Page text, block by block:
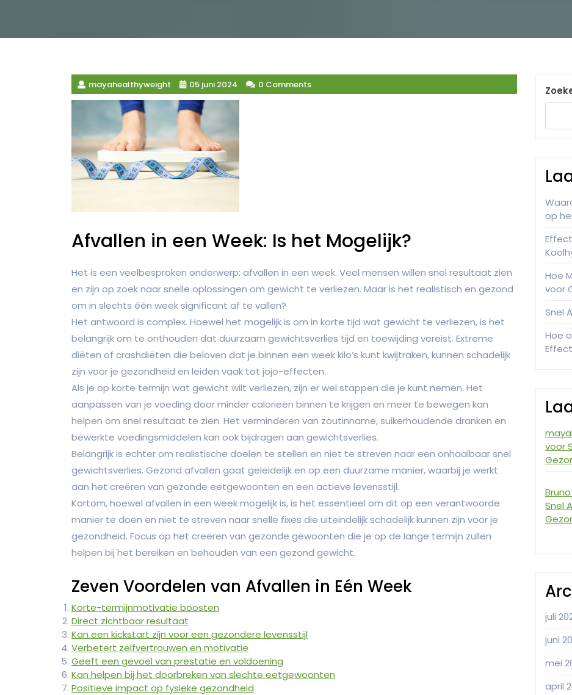
mayahealthyweight 05 juni 2024 0 Comments
Afvallen in een Week: Is het Mogelijk?
Het is een veelbesproken onderwerp: afvallen in een week. Veel mensen willen snel resultaat zien
en zijn op zoek naar snelle oplossingen om gewicht te verliezen. Maar is het realistisch en gezond
om in slechts één week significant af te vallen?
Het antwoord is complex. Hoewel het mogelijk is om in korte tijd wat gewicht te verliezen, is het
belangrijk om te onthouden dat duurzaam gewichtsverlies tijd en toewijding vereist. Extreme
diëten of crashdiëten die beloven dat je binnen een week kilo’s kunt kwijtraken, kunnen schadelijk
zijn voor je gezondheid en leiden vaak tot jojo-effecten.
Als je op korte termijn wat gewicht wilt verliezen, zijn er wel stappen die je kunt nemen. Het
aanpassen van je voeding door minder calorieën binnen te krijgen en meer te bewegen kan
helpen om snel resultaat te zien. Het verminderen van zoutinname, suikerhoudende dranken en
bewerkte voedingsmiddelen kan ook bijdragen aan gewichtsverlies.
Belangrijk is echter om realistische doelen te stellen en niet te streven naar een onhaalbaar snel
gewichtsverlies. Gezond afvallen gaat geleidelijk en op een duurzame manier, waarbij je werkt
aan het creëren van gezonde eetgewoonten en een actieve levensstijl.
Kortom, hoewel afvallen in een week mogelijk is, is het essentieel om dit op een verantwoorde
manier te doen en niet te streven naar snelle fixes die uiteindelijk schadelijk kunnen zijn voor je
gezondheid. Focus op het creëren van gezonde gewoonten die je op de lange termijn zullen
helpen bij het bereiken en behouden van een gezond gewicht.
Zeven Voordelen van Afvallen in Eén Week
Korte-termijnmotivatie boosten
Direct zichtbaar resultaat
Kan een kickstart zijn voor een gezondere levensstijl
Verbetert zelfvertrouwen en motivatie
Geeft een gevoel van prestatie en voldoening
Kan helpen bij het doorbreken van slechte eetgewoonten
Positieve impact op fysieke gezondheid
op
Hoe
voor
Snel
Hoe
voor
Bruno
Snel
juli
juni
mei
april